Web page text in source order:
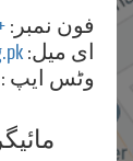
فون نمبر:
ای میل:
وٹس ایپ :